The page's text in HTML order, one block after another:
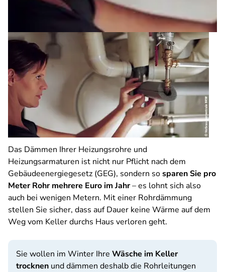
Das Dämmen Ihrer Heizungsrohre und
Heizungsarmaturen ist nicht nur Pflicht nach dem
Gebäudeenergiegesetz (GEG), sondern sosparen Sie pro
Meter Rohr mehrere Euro im Jahr– es lohnt sich also
auch bei wenigen Metern. Mit einer Rohrdämmung
stellen Sie sicher, dass auf Dauer keine Wärme auf dem
Weg vom Keller durchs Haus verloren geht.
Sie wollen im Winter Ihre Wäsche im Keller
trocknen und dämmen deshalb die Rohrleitungen